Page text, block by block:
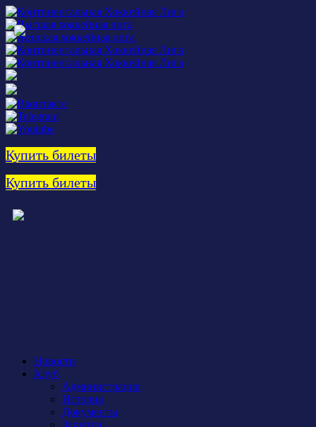
Купить билеты
Купить билеты
Новости
Клуб
Администрация
История
Документы
Закупки